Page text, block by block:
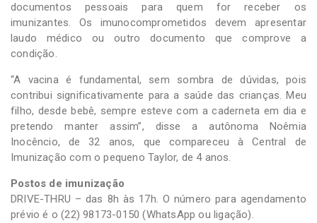
documentos pessoais para quem for receber os
imunizantes. Os imunocomprometidos devem apresentar
laudo médico ou outro documento que comprove a
condição.
“A vacina é fundamental, sem sombra de dúvidas, pois
contribui significativamente para a saúde das crianças. Meu
filho, desde bebê, sempre esteve com a caderneta em dia e
pretendo manter assim”, disse a autônoma Noêmia
Inocêncio, de 32 anos, que compareceu à Central de
Imunização com o pequeno Taylor, de 4 anos.
Postos de imunização
DRIVE-THRU – das 8h às 17h. O número para agendamento
prévio é o (22) 98173-0150 (WhatsApp ou ligação).